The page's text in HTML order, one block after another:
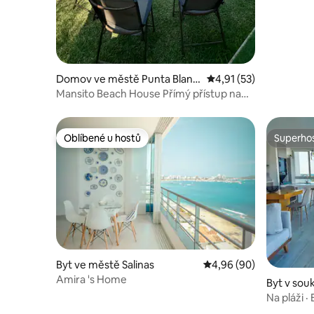
Domov ve městě Punta Blanc
a
Průměrné hodnocení
4,91 (53)
Mansito Beach House Přímý přístup na
Oblíbené u hostů
Oblíbené u hostů
Byt ve městě Salinas Průměrné hodnocení
4,96 (90)
Amira 's Home
Byt v
e městě
Na pláži ·